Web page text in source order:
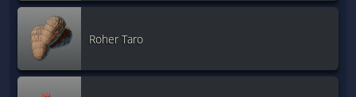
Roher Taro